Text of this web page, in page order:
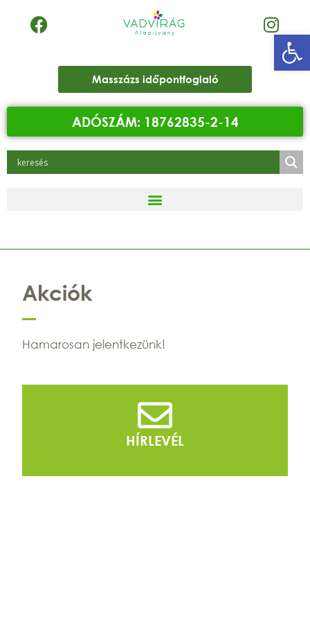
Masszázs időpontfoglaló
ADÓSZÁM: 18762835-2-14
Akciók
Hamarosan jelentkezünk!
HÍRLEVÉL